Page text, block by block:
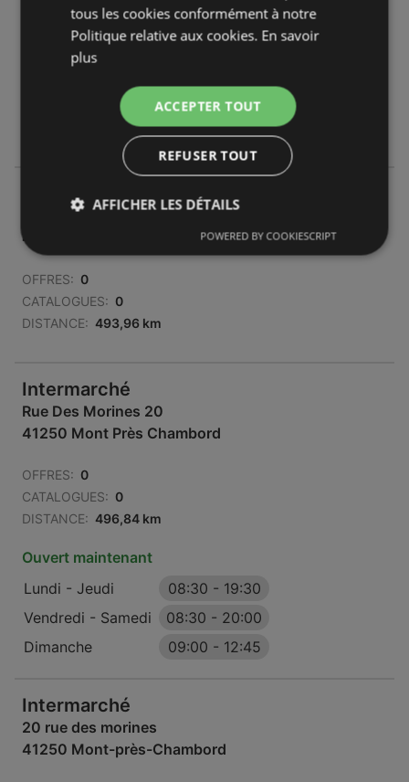
1 Bis Voie Romaine 4
41240 Beauce La Romaine
3
493,96 km
Intermarché
4 Voie Romaine
41240 Ouzouer-le-Marché
OFFRES: 0
CATALOGUES: 0
DISTANCE: 493,96 km
Intermarché
Rue Des Morines 20
41250 Mont Près Chambord
OFFRES: 0
CATALOGUES: 0
DISTANCE: 496,84 km
Ouvert maintenant
Lundi - Jeudi
08:30 - 19:30
Vendredi - Samedi
08:30 - 20:00
Dimanche
09:00 - 12:45
Intermarché
20 rue des morines
41250 Mont-près-Chambord
tous les cookies conformément à notre
Politique relative aux cookies. En savoir
plus
ACCEPTER TOUT
REFUSER TOUT
AFFICHER LES DÉTAILS
POWERED BY COOKIESCRIPT